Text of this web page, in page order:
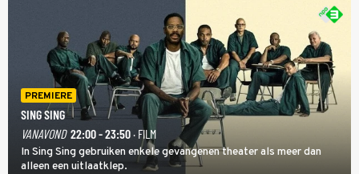
PREMIERE
SING SING
VANAVOND 22:00 - 23:50· FILM
In Sing Sing gebruiken enkele gevangenen theater als meer dan
alleen een uitlaatklep.